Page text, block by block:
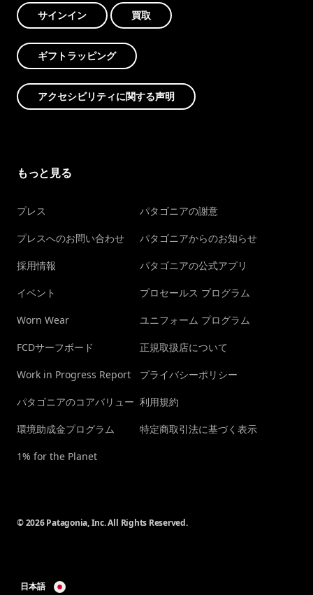
サインイン 買取
ギフトラッピング
アクセシビリティに関する声明
もっと見る
プレス
プレスへのお問い合わせ
採用情報
イベント
Worn Wear
FCDサーフボード
Work in Progress Report
パタゴニアのコアバリュー
環境助成金プログラム
1% for the Planet
パタゴニアの謝意
パタゴニアからのお知らせ
パタゴニアの公式アプリ
プロセールス プログラム
ユニフォーム プログラム
正規取扱店について
プライバシーポリシー
利用規約
特定商取引法に基づく表示
© 2026 Patagonia, Inc. All Rights Reserved.
日本語